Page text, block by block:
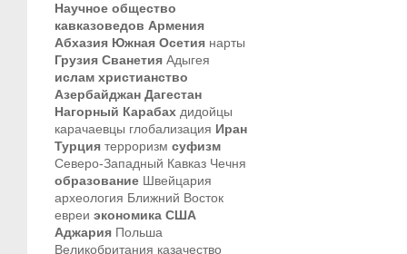
Научное общество
кавказоведов Армения
Абхазия Южная Осетия нарты
Грузия Сванетия Адыгея
ислам христианство
Азербайджан Дагестан
Нагорный Карабах дидойцы
карачаевцы глобализация Иран
Турция терроризм суфизм
Северо-Западный Кавказ Чечня
образование Швейцария
археология Ближний Восток
евреи экономика США
Аджария Польша
Великобритания казачество